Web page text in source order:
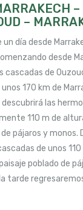
–
un día desde
desde
cascadas de
170 km de
descubrirá las
110 m de
pájaros y monos.
de unos
poblado de
la tarde